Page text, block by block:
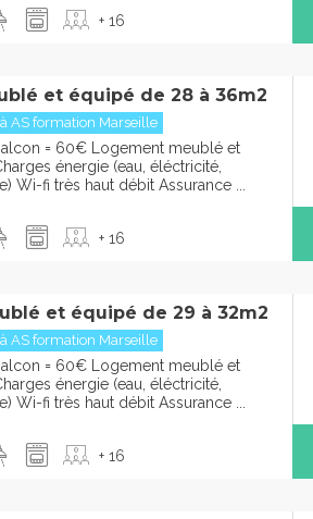
+ 16
et équipé de 28 à 36m2
AS formation Marseille
= 60€ Logement meublé et
énergie (eau, éléctricité,
Wi-fi très haut débit Assurance ...
+ 16
et équipé de 29 à 32m2
AS formation Marseille
= 60€ Logement meublé et
énergie (eau, éléctricité,
Wi-fi très haut débit Assurance ...
+ 16